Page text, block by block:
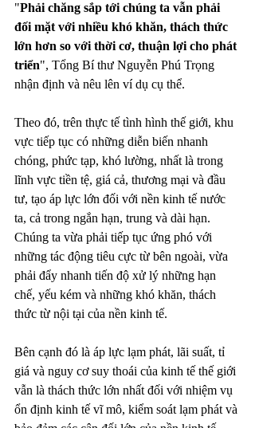
"Phải chăng sắp tới chúng ta vẫn phải
đối mặt với nhiều khó khăn, thách thức
lớn hơn so với thời cơ, thuận lợi cho phát
triển", Tổng Bí thư Nguyễn Phú Trọng
nhận định và nêu lên ví dụ cụ thể.
Theo đó, trên thực tế tình hình thế giới, khu
vực tiếp tục có những diễn biến nhanh
chóng, phức tạp, khó lường, nhất là trong
lĩnh vực tiền tệ, giá cả, thương mại và đầu
tư, tạo áp lực lớn đối với nền kinh tế nước
ta, cả trong ngắn hạn, trung và dài hạn.
Chúng ta vừa phải tiếp tục ứng phó với
những tác động tiêu cực từ bên ngoài, vừa
phải đẩy nhanh tiến độ xử lý những hạn
chế, yếu kém và những khó khăn, thách
thức từ nội tại của nền kinh tế.
Bên cạnh đó là áp lực lạm phát, lãi suất, tỉ
giá và nguy cơ suy thoái của kinh tế thế giới
vẫn là thách thức lớn nhất đối với nhiệm vụ
ổn định kinh tế vĩ mô, kiểm soát lạm phát và